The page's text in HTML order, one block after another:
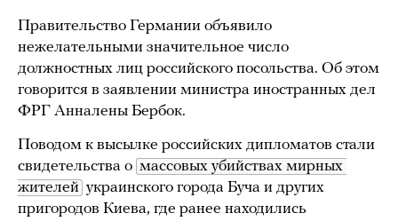
Правительство Германии объявило
нежелательными значительное число
должностных лиц российского посольства. Об этом
говорится в заявлении министра иностранных дел
ФРГ Анналены Бербок.
Поводом к высылке российских дипломатов стали
свидетельства о массовых убийствах мирных
жителей украинского города Буча и других
пригородов Киева, где ранее находились